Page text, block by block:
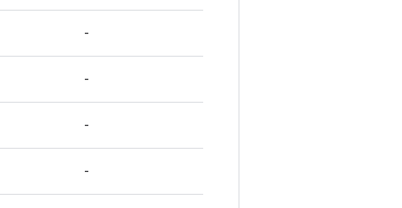
-
-
-
-